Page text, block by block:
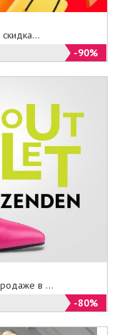
-90%
в ...
-80%